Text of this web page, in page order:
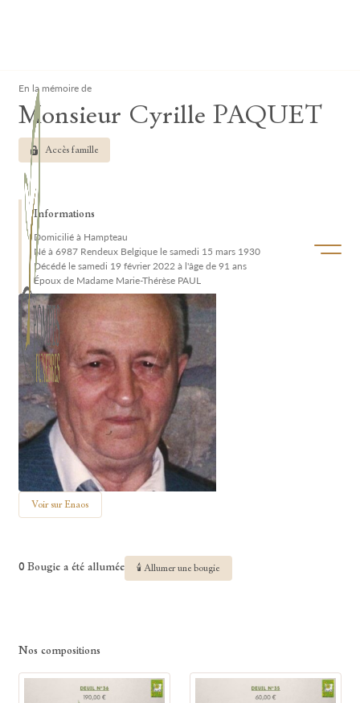
Ouvrir/
En la mémoire de
Monsieur Cyrille PAQUET
Accès famille
Informations
Domicilié à Hampteau
Né à 6987 Rendeux Belgique le samedi 15 mars 1930
Décédé le samedi 19 février 2022 à l'âge de 91 ans
Époux de Madame Marie-Thérèse PAUL
Voir sur Enaos
0 Bougie a été allumée 🕯 Allumer une bougie
Nos compositions